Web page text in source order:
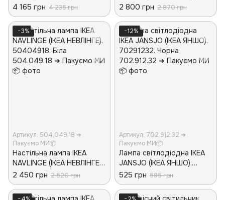
60152279. Бамбук / ручна
робота
4 165 грн 4 235 грн
70280634. Біла
2 800 грн 2 870 грн
−3%
Артикул: 504.049.18 ➜
Пакуємо МИ📦
Настільна лампа IKEA
NAVLINGE (ІКЕА НЕВЛІНГЕ).
50404918. Біла
2 450 грн 2 520 грн
−12%
Артикул: 702.912.32 ➜
Пакуємо МИ📦
Лампа світлодіодна IKEA
JANSJO (ІКЕА ЯНШО).
70291232. Чорна
525 грн 595 грн